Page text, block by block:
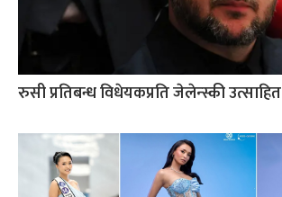
रुसी प्रतिबन्ध विधेयकप्रति जेलेन्स्की उत्साहित